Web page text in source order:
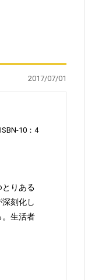
2017/07/01
ISBN-10：4
りある
刻化し
。生活者